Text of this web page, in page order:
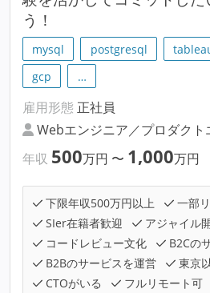
う！
mysql postgresql
gcp
…
雇用形態 正社員
Webエンジニア／プロダクト
年収 500万円 〜 1,000万円
下限年収500万円以上
一部
SIer在籍者歓迎
アジャイル
コードレビュー文化
B2Cの
B2Bのサービスを運営
東京
CTOがいる
フルリモート可